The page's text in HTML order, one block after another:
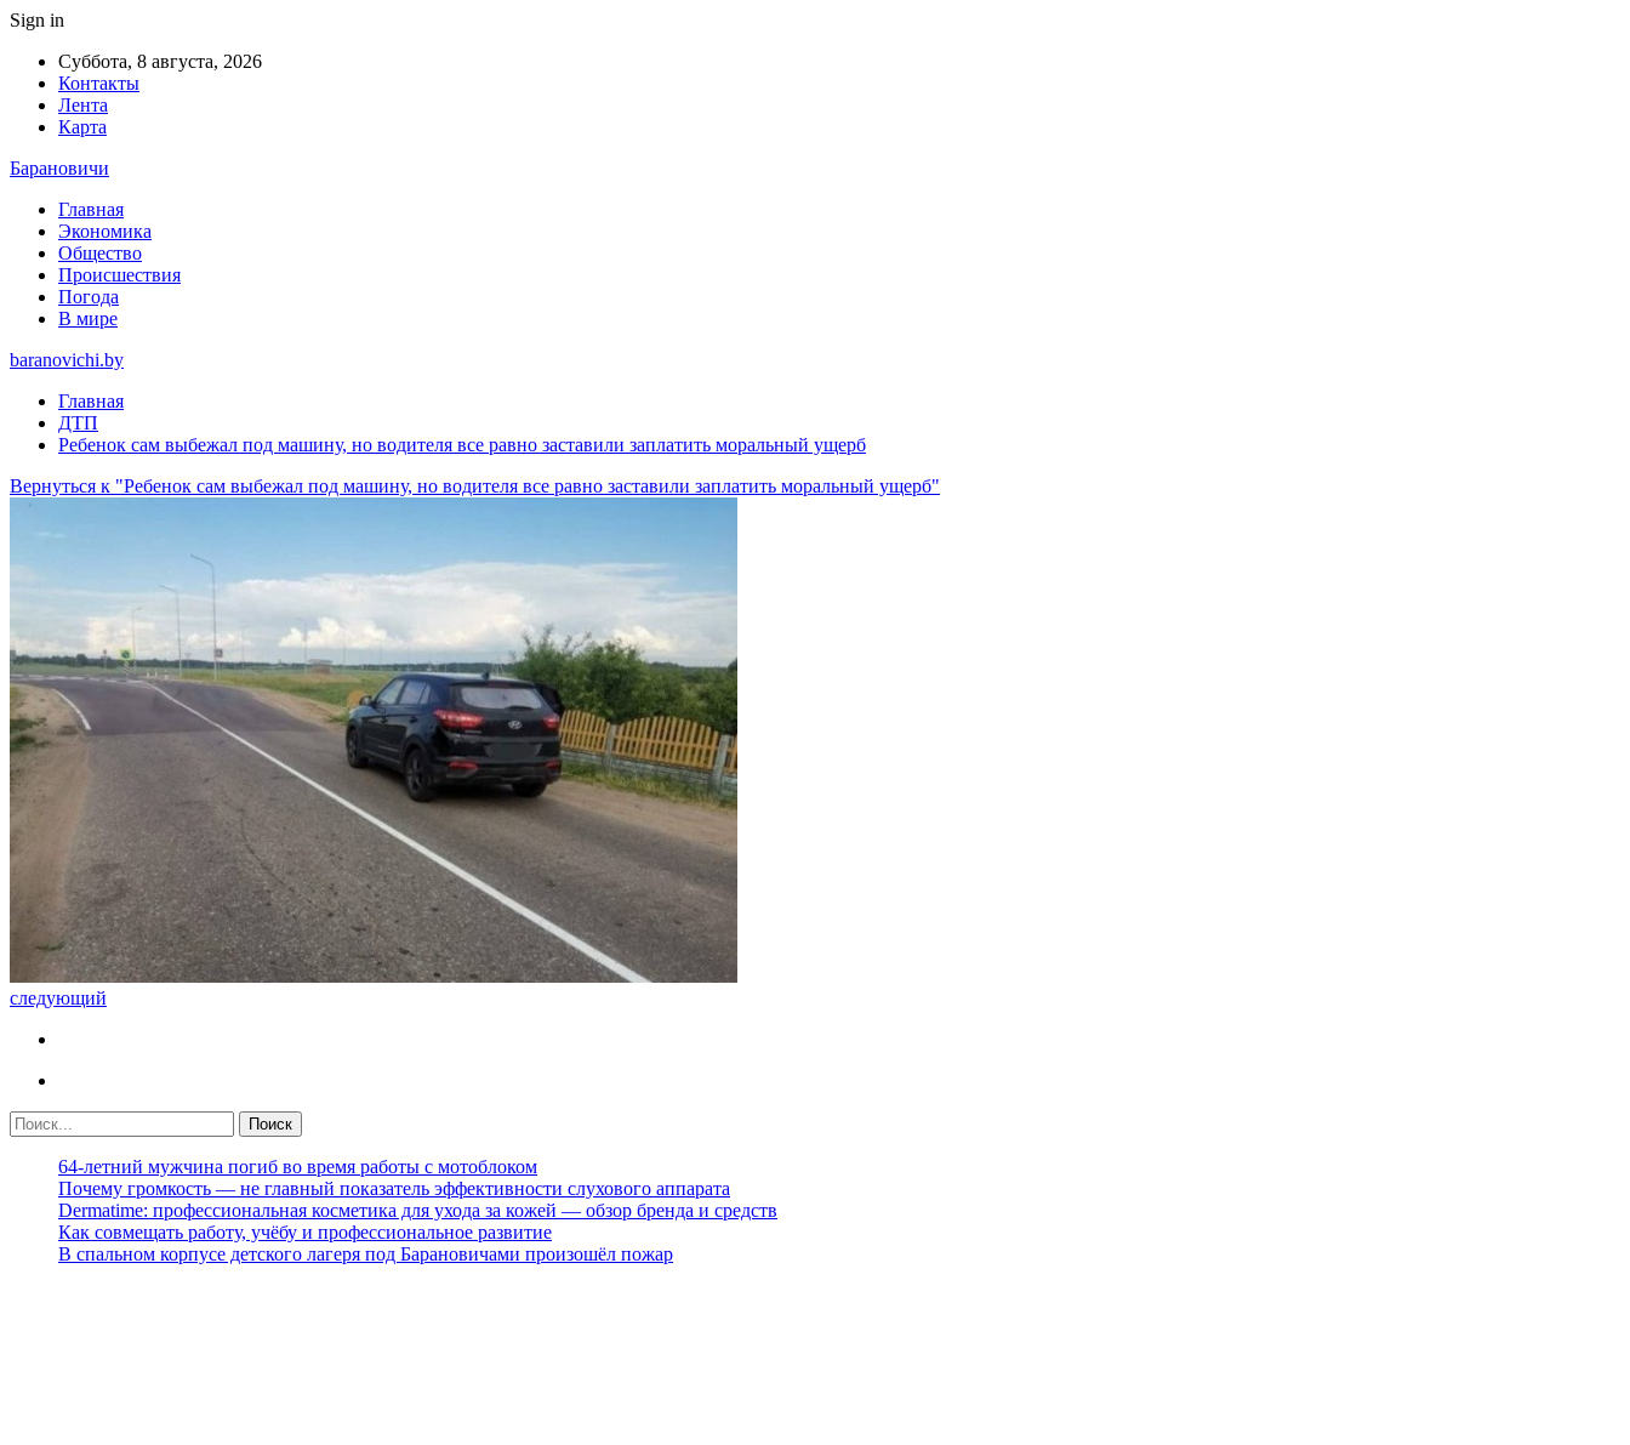
Sign in
Суббота, 8 августа, 2026
Контакты
Лента
Карта
Барановичи
Главная
Экономика
Общество
Происшествия
Погода
В мире
baranovichi.by
Главная
ДТП
Ребенок сам выбежал под машину, но водителя все равно заставили заплатить моральный ущерб
Вернуться к "Ребенок сам выбежал под машину, но водителя все равно заставили заплатить моральный ущерб"
следующий
64-летний мужчина погиб во время работы с мотоблоком
Почему громкость — не главный показатель эффективности слухового аппарата
Dermatime: профессиональная косметика для ухода за кожей — обзор бренда и средств
Как совмещать работу, учёбу и профессиональное развитие
В спальном корпусе детского лагеря под Барановичами произошёл пожар